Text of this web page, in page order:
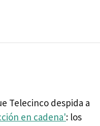
Telecinco despida a
en cadena': los